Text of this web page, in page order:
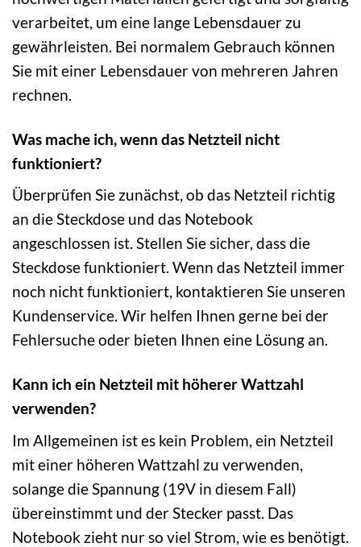
verarbeitet, um eine lange Lebensdauer zu
gewährleisten. Bei normalem Gebrauch können
Sie mit einer Lebensdauer von mehreren Jahren
rechnen.
Was mache ich, wenn das Netzteil nicht
funktioniert?
Überprüfen Sie zunächst, ob das Netzteil richtig
an die Steckdose und das Notebook
angeschlossen ist. Stellen Sie sicher, dass die
Steckdose funktioniert. Wenn das Netzteil immer
noch nicht funktioniert, kontaktieren Sie unseren
Kundenservice. Wir helfen Ihnen gerne bei der
Fehlersuche oder bieten Ihnen eine Lösung an.
Kann ich ein Netzteil mit höherer Wattzahl
verwenden?
Im Allgemeinen ist es kein Problem, ein Netzteil
mit einer höheren Wattzahl zu verwenden,
solange die Spannung (19V in diesem Fall)
übereinstimmt und der Stecker passt. Das
Notebook zieht nur so viel Strom, wie es benötigt.